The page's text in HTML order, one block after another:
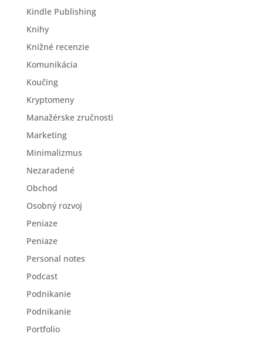
Kindle Publishing
Knihy
Knižné recenzie
Komunikácia
Koučing
Kryptomeny
Manažérske zručnosti
Marketing
Minimalizmus
Nezaradené
Obchod
Osobný rozvoj
Peniaze
Peniaze
Personal notes
Podcast
Podnikanie
Podnikanie
Portfolio